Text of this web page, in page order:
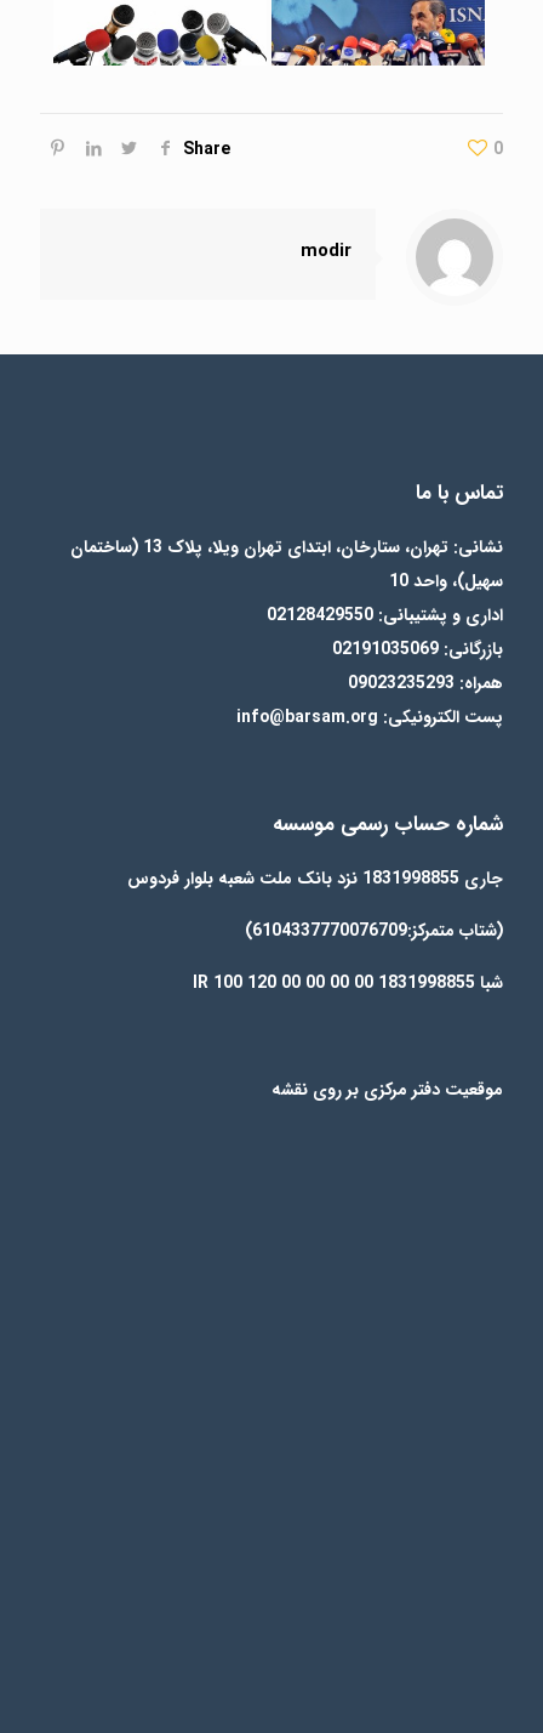
Share 0
modir
تماس با ما
نشانی: تهران، ستارخان، ابتدای تهران ویلا، پلاک 13 (ساختمان
سهیل)، واحد 10
اداری و پشتیبانی: 02128429550
بازرگانی: 02191035069
همراه: 09023235293
پست الکترونیکی: info@barsam.org
شماره حساب رسمی موسسه
جاری 1831998855 نزد بانک ملت شعبه بلوار فردوس
(شتاب متمرکز:6104337770076709)
شبا IR 100 120 00 00 00 00 1831998855
موقعیت دفتر مرکزی بر روی نقشه